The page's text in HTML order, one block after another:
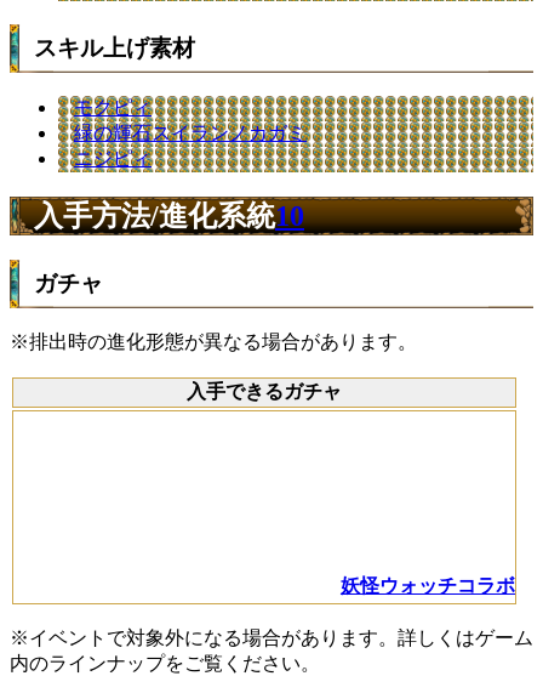
スキル上げ素材
モクピィ
緑の輝石スイランノカガミ
ニジピィ
入手方法/進化系統10
ガチャ
※排出時の進化形態が異なる場合があります。
入手できるガチャ
妖怪ウォッチコラボ
※イベントで対象外になる場合があります。詳しくはゲーム
内のラインナップをご覧ください。